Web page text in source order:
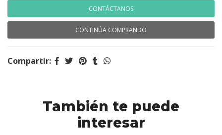
CONTÁCTANOS
CONTINÚA COMPRANDO
Compartir:
También te puede
interesar